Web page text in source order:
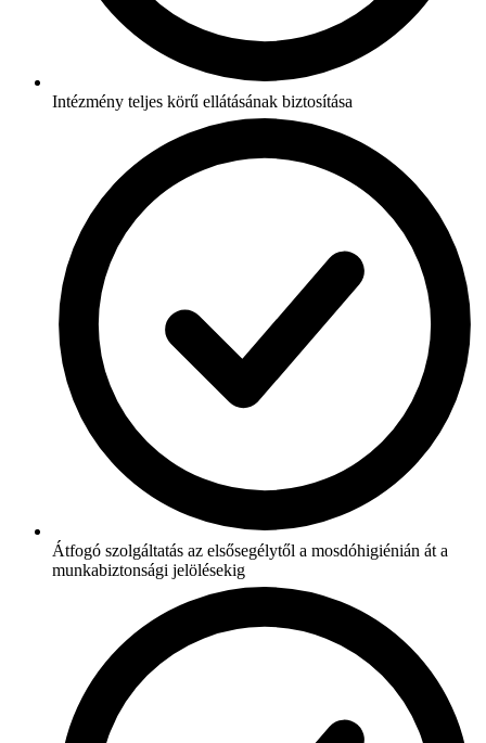
Intézmény teljes körű ellátásának biztosítása
Átfogó szolgáltatás az elsősegélytől a mosdóhigiénián át a
munkabiztonsági jelölésekig